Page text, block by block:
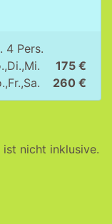
4 Pers.
175 €
260 €
nicht inklusive.